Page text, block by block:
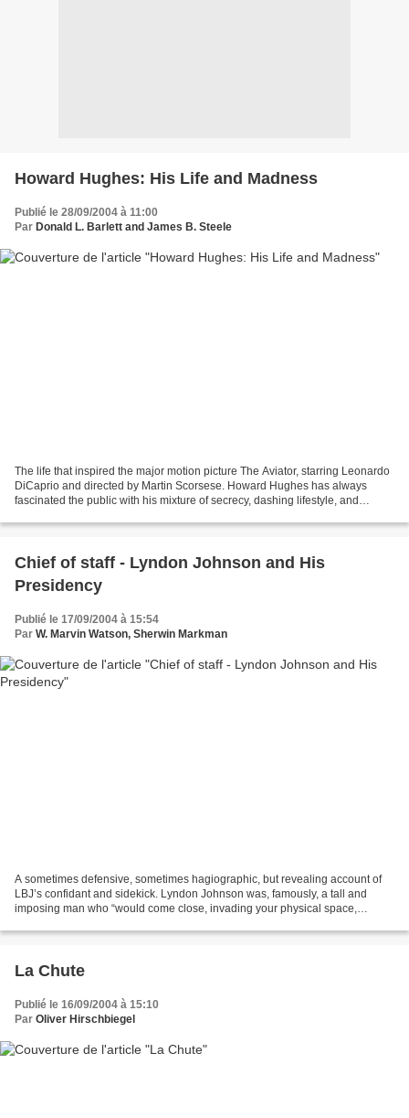
Howard Hughes: His Life and Madness
Publié le 28/09/2004 à 11:00
Par Donald L. Barlett and James B. Steele
The life that inspired the major motion picture The Aviator, starring Leonardo
DiCaprio and directed by Martin Scorsese. Howard Hughes has always
fascinated the public with his mixture of secrecy, dashing lifestyle, and
Chief of staff - Lyndon Johnson and His
Presidency
Publié le 17/09/2004 à 15:54
Par W. Marvin Watson, Sherwin Markman
A sometimes defensive, sometimes hagiographic, but revealing account of
LBJ’s confidant and sidekick. Lyndon Johnson was, famously, a tall and
imposing man who “would come close, invading your physical space,
La Chute
Publié le 16/09/2004 à 15:10
Par Oliver Hirschbiegel